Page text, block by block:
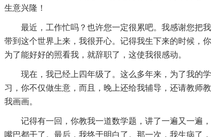
生意兴隆！
最近，工作忙吗？也许您一定很累吧。我感谢您把我
带到这个世界上来，我很开心。记得我生下来的时候，你
为了能好好的照看我，就辞职了，这使我很感动。
现在，我已经上四年级了。这么多年来，为了我的学
习，你不仅做生意，而且，晚上还给我辅导，还请教师教
我画画。
记得有一回，你教我一道数学题，讲了一遍又一遍，
嘴巴都干了。最后，我终于明白了。那一次，我生病了，